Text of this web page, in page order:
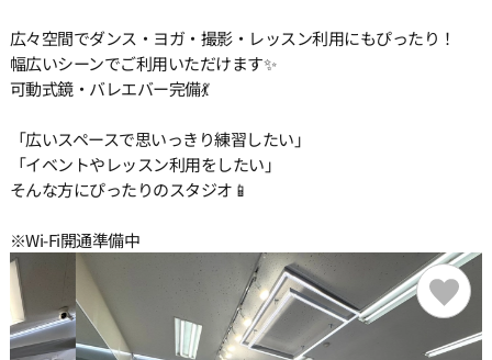
13:00
13:30
14:00
14:30
15:00
広々空間でダンス・ヨガ・撮影・レッスン利用にもぴったり！
幅広いシーンでご利用いただけます✨
可動式鏡・バレエバー完備💃
「広いスペースで思いっきり練習したい」
「イベントやレッスン利用をしたい」
そんな方にぴったりのスタジオ📱
※Wi-Fi開通準備中